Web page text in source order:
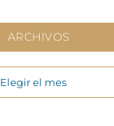
ARCHIVOS
ARCHIVOS